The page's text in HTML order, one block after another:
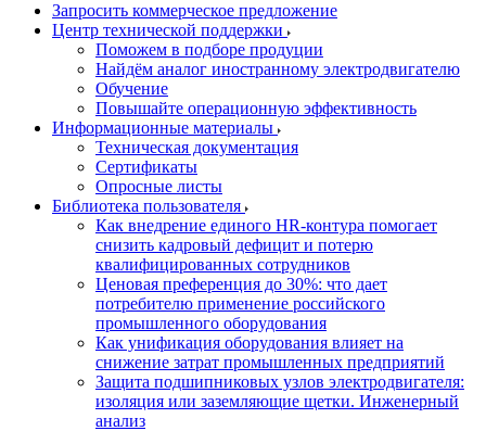
Запросить коммерческое предложение
Центр технической поддержки
Поможем в подборе продуции
Найдём аналог иностранному электродвигателю
Обучение
Повышайте операционную эффективность
Информационные материалы
Техническая документация
Сертификаты
Опросные листы
Библиотека пользователя
Как внедрение единого HR-контура помогает
снизить кадровый дефицит и потерю
квалифицированных сотрудников
Ценовая преференция до 30%: что дает
потребителю применение российского
промышленного оборудования
Как унификация оборудования влияет на
снижение затрат промышленных предприятий
Защита подшипниковых узлов электродвигателя:
изоляция или заземляющие щетки. Инженерный
анализ